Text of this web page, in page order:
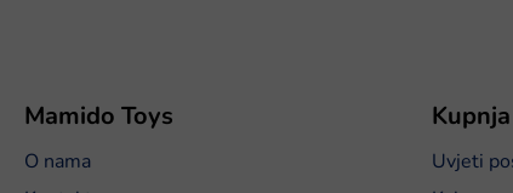
Mamido Toys
O nama
Kupnja
Uvjeti